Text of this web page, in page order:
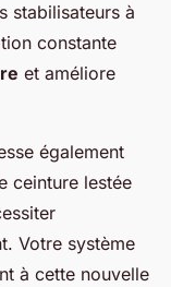
stabilisateurs à
constante
et améliore
également
ceinture lestée
Votre système
à cette nouvelle